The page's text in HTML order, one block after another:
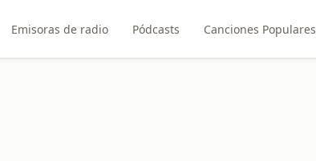
Emisoras de radio Pódcasts Canciones Populares